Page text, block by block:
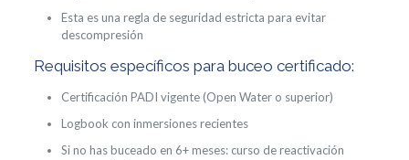
Esta es una regla de seguridad estricta para evitar
descompresión
Requisitos específicos para buceo certificado:
Certificación PADI vigente (Open Water o superior)
Logbook con inmersiones recientes
Si no has buceado en 6+ meses: curso de reactivación